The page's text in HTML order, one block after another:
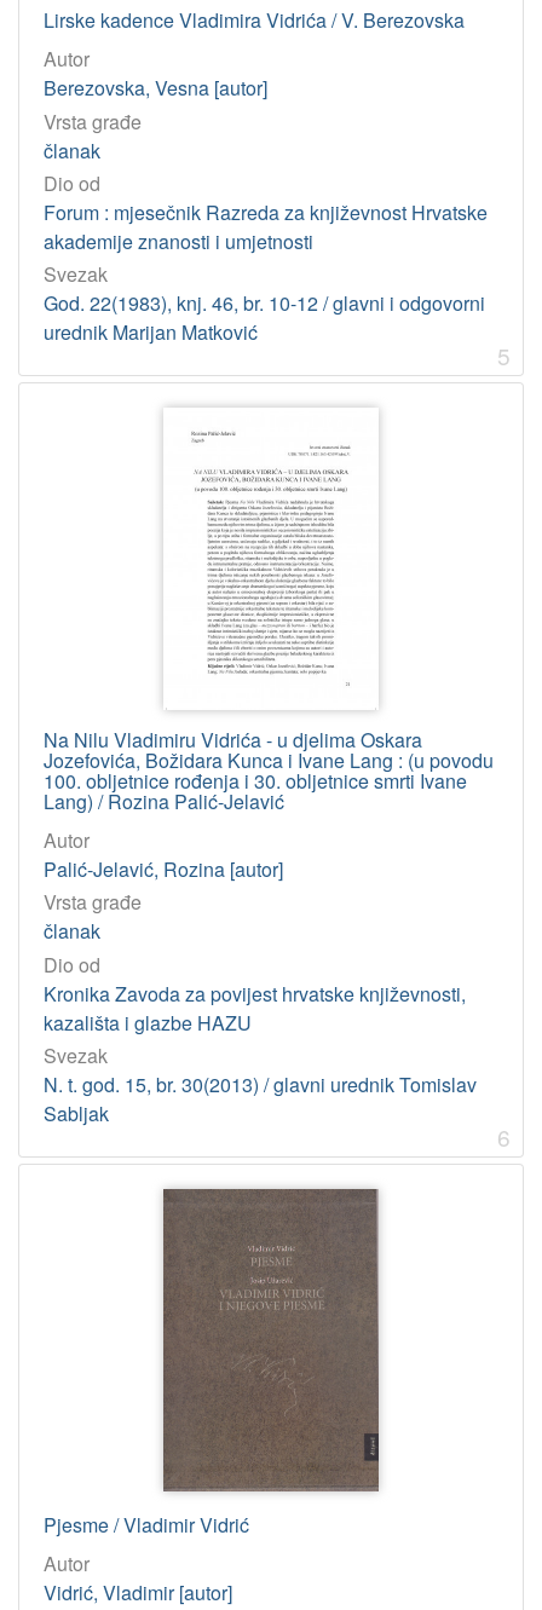
Lirske kadence Vladimira Vidrića / V. Berezovska
Autor
Berezovska, Vesna [autor]
Vrsta građe
članak
Dio od
Forum : mjesečnik Razreda za književnost Hrvatske
akademije znanosti i umjetnosti
Svezak
God. 22(1983), knj. 46, br. 10-12 / glavni i odgovorni
urednik Marijan Matković
5
Na Nilu Vladimiru Vidrića - u djelima Oskara
Jozefovića, Božidara Kunca i Ivane Lang : (u povodu
100. obljetnice rođenja i 30. obljetnice smrti Ivane
Lang) / Rozina Palić-Jelavić
Autor
Palić-Jelavić, Rozina [autor]
Vrsta građe
članak
Dio od
Kronika Zavoda za povijest hrvatske književnosti,
kazališta i glazbe HAZU
Svezak
N. t. god. 15, br. 30(2013) / glavni urednik Tomislav
Sabljak
6
Pjesme / Vladimir Vidrić
Autor
Vidrić, Vladimir [autor]